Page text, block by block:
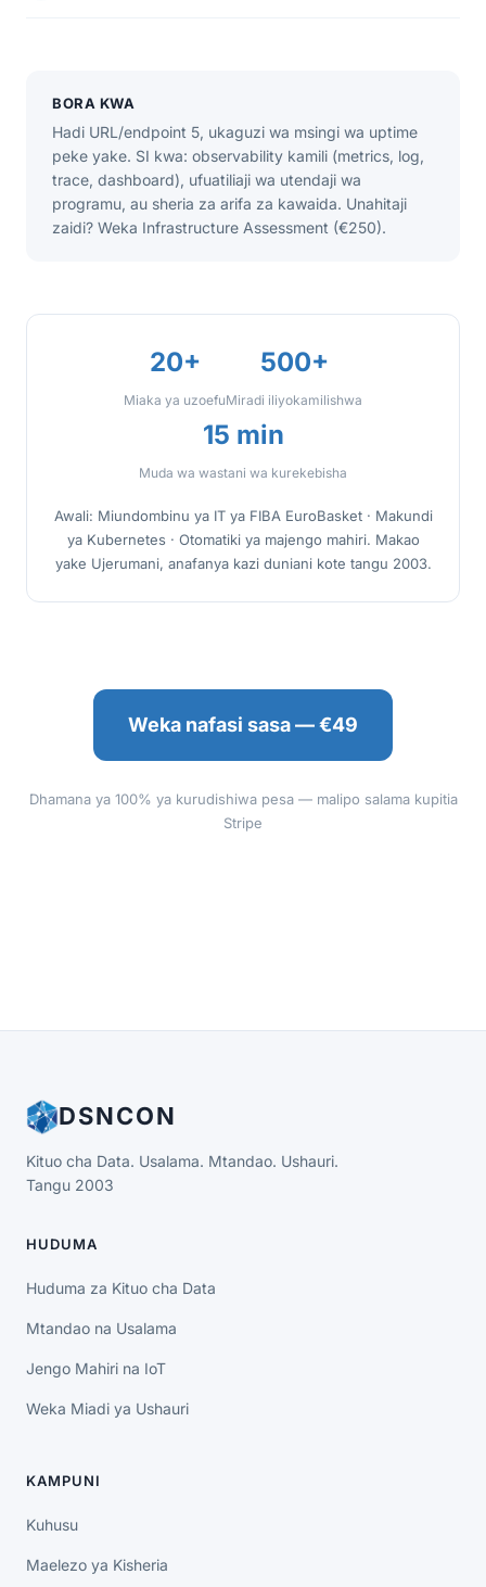
BORA KWA
Hadi URL/endpoint 5, ukaguzi wa msingi wa uptime
peke yake. SI kwa: observability kamili (metrics, log,
trace, dashboard), ufuatiliaji wa utendaji wa
programu, au sheria za arifa za kawaida. Unahitaji
zaidi? Weka Infrastructure Assessment (€250).
20+
Miaka ya uzoefu
500+
Miradi iliyokamilishwa
15 min
Muda wa wastani wa kurekebisha
Awali: Miundombinu ya IT ya FIBA EuroBasket · Makundi
ya Kubernetes · Otomatiki ya majengo mahiri. Makao
yake Ujerumani, anafanya kazi duniani kote tangu 2003.
Weka nafasi sasa — €49
Dhamana ya 100% ya kurudishiwa pesa — malipo salama kupitia
Stripe
DSNCON
Kituo cha Data. Usalama. Mtandao. Ushauri.
Tangu 2003
HUDUMA
Huduma za Kituo cha Data
Mtandao na Usalama
Jengo Mahiri na IoT
Weka Miadi ya Ushauri
KAMPUNI
Kuhusu
Maelezo ya Kisheria